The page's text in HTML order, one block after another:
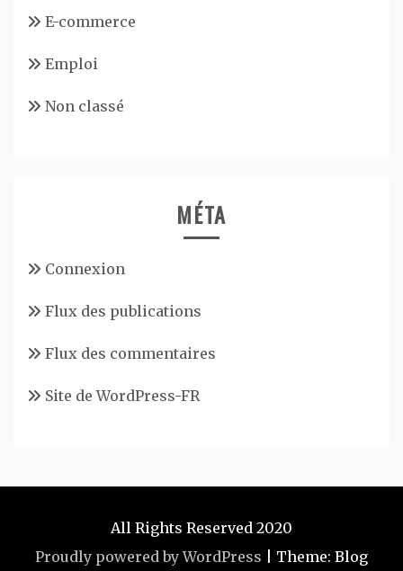
E-commerce
Emploi
Non classé
MÉTA
Connexion
Flux des publications
Flux des commentaires
Site de WordPress-FR
All Rights Reserved 2020
Proudly powered by WordPress
Theme: Blog